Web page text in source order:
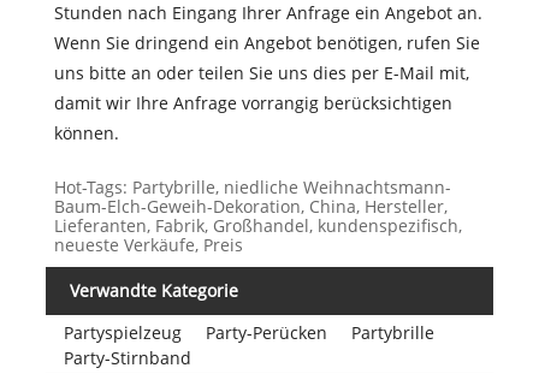
Stunden nach Eingang Ihrer Anfrage ein Angebot an.
Wenn Sie dringend ein Angebot benötigen, rufen Sie
uns bitte an oder teilen Sie uns dies per E-Mail mit,
damit wir Ihre Anfrage vorrangig berücksichtigen
können.
Hot-Tags: Partybrille, niedliche Weihnachtsmann-
Baum-Elch-Geweih-Dekoration, China, Hersteller,
Lieferanten, Fabrik, Großhandel, kundenspezifisch,
neueste Verkäufe, Preis
Verwandte Kategorie
Partyspielzeug
Party-Perücken
Partybrille
Party-Stirnband